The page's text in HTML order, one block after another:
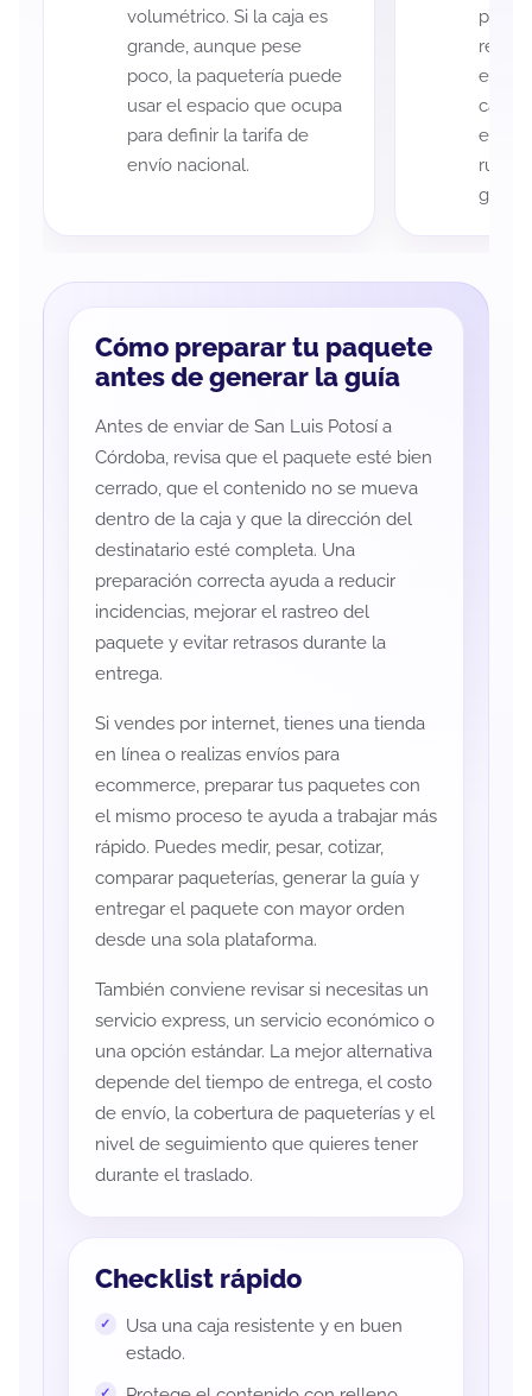
volumétrico. Si la caja es
grande, aunque pese
poco, la paquetería puede
usar el espacio que ocupa
para definir la tarifa de
envío nacional.
cada
es
ruta
guía
Cómo preparar tu paquete
antes de generar la guía
Antes de enviar de San Luis Potosí a
Córdoba, revisa que el paquete esté bien
cerrado, que el contenido no se mueva
dentro de la caja y que la dirección del
destinatario esté completa. Una
preparación correcta ayuda a reducir
incidencias, mejorar el rastreo del
paquete y evitar retrasos durante la
entrega.
Si vendes por internet, tienes una tienda
en línea o realizas envíos para
ecommerce, preparar tus paquetes con
el mismo proceso te ayuda a trabajar más
rápido. Puedes medir, pesar, cotizar,
comparar paqueterías, generar la guía y
entregar el paquete con mayor orden
desde una sola plataforma.
También conviene revisar si necesitas un
servicio express, un servicio económico o
una opción estándar. La mejor alternativa
depende del tiempo de entrega, el costo
de envío, la cobertura de paqueterías y el
nivel de seguimiento que quieres tener
durante el traslado.
Checklist rápido
Usa una caja resistente y en buen
estado.